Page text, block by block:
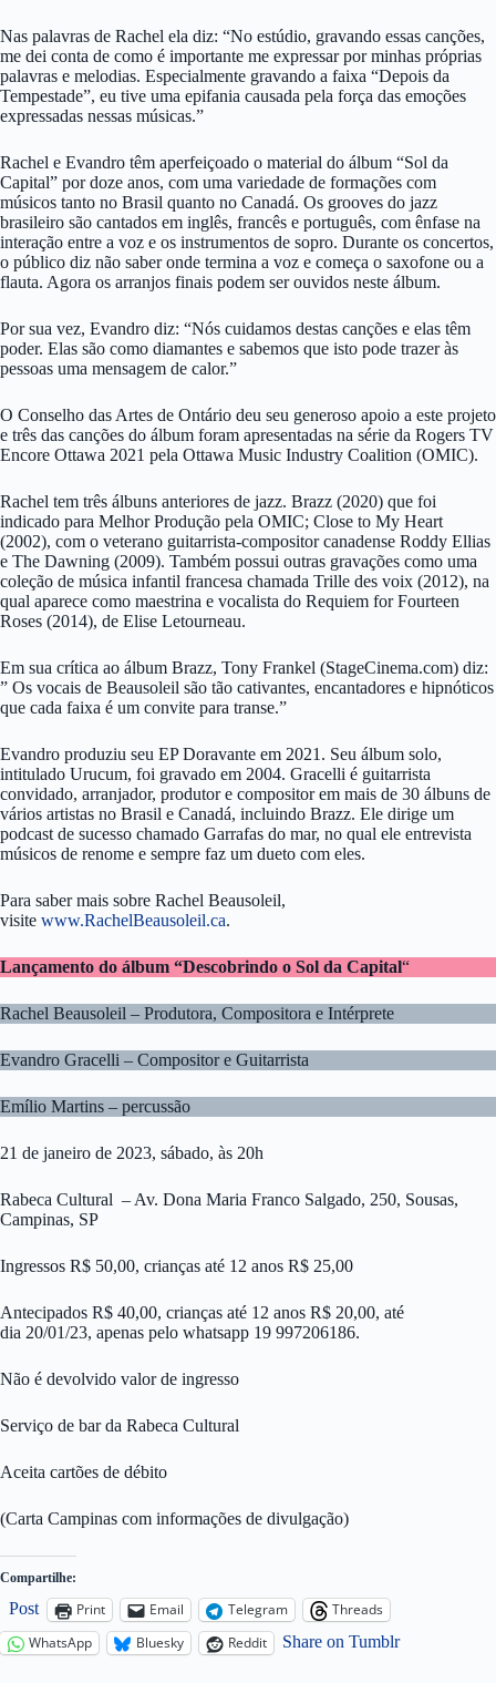
Nas palavras de Rachel ela diz: “No estúdio, gravando essas canções,
me dei conta de como é importante me expressar por minhas próprias
palavras e melodias. Especialmente gravando a faixa “Depois da
Tempestade”, eu tive uma epifania causada pela força das emoções
expressadas nessas músicas.”
Rachel e Evandro têm aperfeiçoado o material do álbum “Sol da
Capital” por doze anos, com uma variedade de formações com
músicos tanto no Brasil quanto no Canadá. Os grooves do jazz
brasileiro são cantados em inglês, francês e português, com ênfase na
interação entre a voz e os instrumentos de sopro. Durante os concertos,
o público diz não saber onde termina a voz e começa o saxofone ou a
flauta. Agora os arranjos finais podem ser ouvidos neste álbum.
Por sua vez, Evandro diz: “Nós cuidamos destas canções e elas têm
poder. Elas são como diamantes e sabemos que isto pode trazer às
pessoas uma mensagem de calor.”
O Conselho das Artes de Ontário deu seu generoso apoio a este projeto
e três das canções do álbum foram apresentadas na série da Rogers TV
Encore Ottawa 2021 pela Ottawa Music Industry Coalition (OMIC).
Rachel tem três álbuns anteriores de jazz. Brazz (2020) que foi
indicado para Melhor Produção pela OMIC; Close to My Heart
(2002), com o veterano guitarrista-compositor canadense Roddy Ellias
e The Dawning (2009). Também possui outras gravações como uma
coleção de música infantil francesa chamada Trille des voix (2012), na
qual aparece como maestrina e vocalista do Requiem for Fourteen
Roses (2014), de Elise Letourneau.
Em sua crítica ao álbum Brazz, Tony Frankel (StageCinema.com) diz:
” Os vocais de Beausoleil são tão cativantes, encantadores e hipnóticos
que cada faixa é um convite para transe.”
Evandro produziu seu EP Doravante em 2021. Seu álbum solo,
intitulado Urucum, foi gravado em 2004. Gracelli é guitarrista
convidado, arranjador, produtor e compositor em mais de 30 álbuns de
vários artistas no Brasil e Canadá, incluindo Brazz. Ele dirige um
podcast de sucesso chamado Garrafas do mar, no qual ele entrevista
músicos de renome e sempre faz um dueto com eles.
Para saber mais sobre Rachel Beausoleil,
visite www.RachelBeausoleil.ca.
Lançamento do álbum “Descobrindo o Sol da Capital“
Rachel Beausoleil – Produtora, Compositora e Intérprete
Evandro Gracelli – Compositor e Guitarrista
Emílio Martins – percussão
21 de janeiro de 2023, sábado, às 20h
Rabeca Cultural – Av. Dona Maria Franco Salgado, 250, Sousas,
Campinas, SP
Ingressos R$ 50,00, crianças até 12 anos R$ 25,00
Antecipados R$ 40,00, crianças até 12 anos R$ 20,00, até
dia 20/01/23, apenas pelo whatsapp 19 997206186.
Não é devolvido valor de ingresso
Serviço de bar da Rabeca Cultural
Aceita cartões de débito
(Carta Campinas com informações de divulgação)
Compartilhe:
Post Print Email Telegram
Threads
WhatsApp
Bluesky Reddit Share on Tumblr